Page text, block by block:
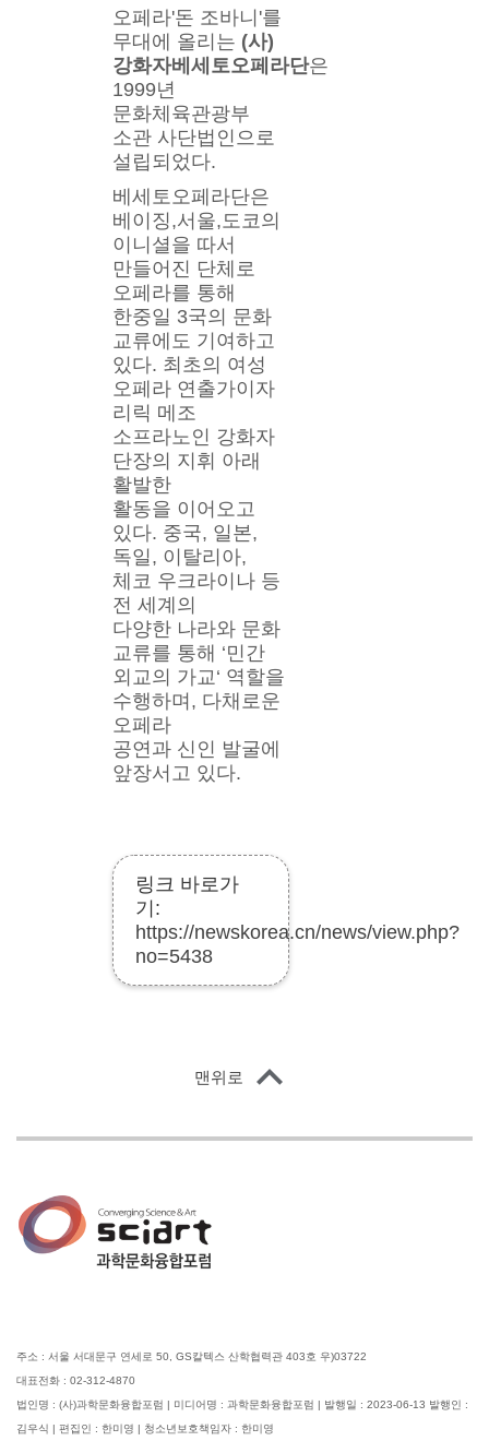
오페라'돈 조바니'를
무대에 올리는 (사)
강화자베세토오페라단은
1999년
문화체육관광부
소관 사단법인으로
설립되었다.
베세토오페라단은
베이징,서울,도코의
이니셜을 따서
만들어진 단체로
오페라를 통해
한중일 3국의 문화
교류에도 기여하고
있다. 최초의 여성
오페라 연출가이자
리릭 메조
소프라노인 강화자
단장의 지휘 아래
활발한
활동을 이어오고
있다. 중국, 일본,
독일, 이탈리아,
체코 우크라이나 등
전 세계의
다양한 나라와 문화
교류를 통해 ‘민간
외교의 가교‘ 역할을
수행하며, 다채로운
오페라
공연과 신인 발굴에
앞장서고 있다.
링크 바로가
기:
https://newskorea.cn/news/view.php?
no=5438
맨위로
주소 : 서울 서대문구 연세로 50, GS칼텍스 산학협력관 403호 우)03722
대표전화 : 02-312-4870
법인명 : (사)과학문화융합포럼 | 미디어명 : 과학문화융합포럼 | 발행일 : 2023-06-13 발행인 :
김우식 | 편집인 : 한미영 | 청소년보호책임자 : 한미영